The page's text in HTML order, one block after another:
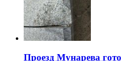
​Проезд Мунарева